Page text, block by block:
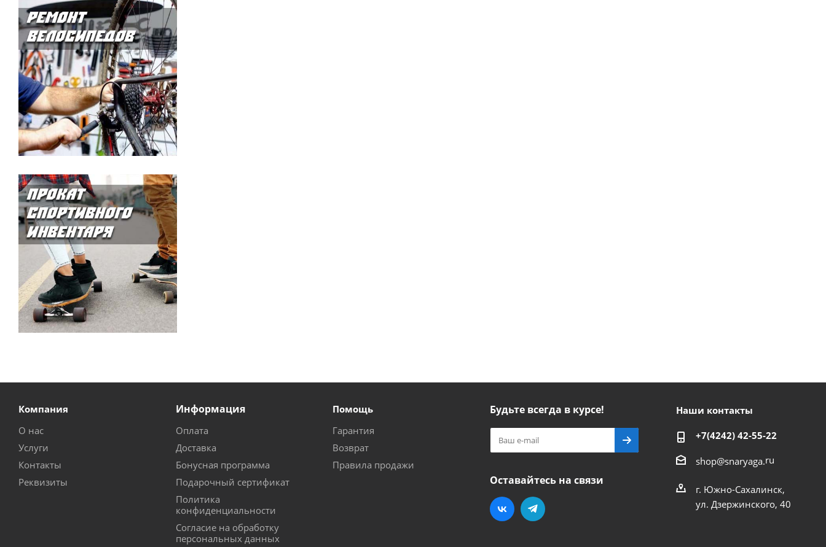
Компания
О нас
Услуги
Контакты
Реквизиты
Информация
Оплата
Доставка
Бонусная программа
Подарочный сертификат
Политика
конфиденциальности
Согласие на обработку
персональных данных
Помощь
Гарантия
Возврат
Правила продажи
Будьте всегда в курсе!
Оставайтесь на связи
Наши контакты
+7(4242) 42-55-22
shop@snaryaga.ru
г. Южно-Сахалинск,
ул. Дзержинского, 40